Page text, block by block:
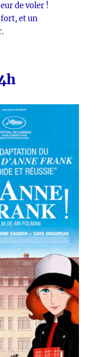
de voler !
et un